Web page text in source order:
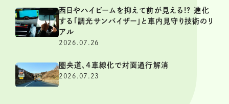
西日やハイビームを抑えて前が見える!? 進化
する「調光サンバイザー」と車内見守り技術のリ
アル
2026.07.26
圏央道、4車線化で対面通行解消
2026.07.23